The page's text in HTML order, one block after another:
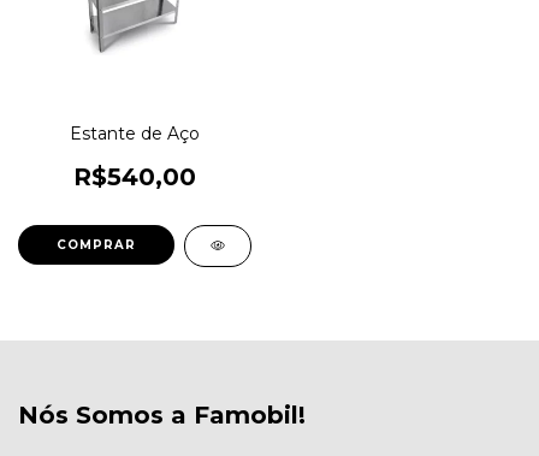
Estante de Aço
R$540,00
Nós Somos a Famobil!